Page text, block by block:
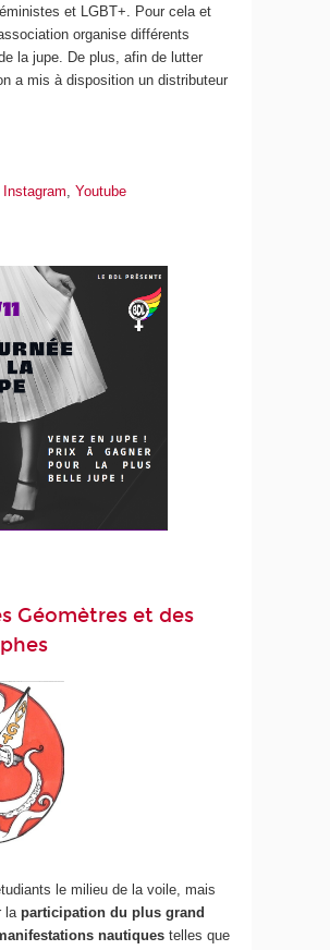
et LGBT+. Pour cela et
organise différents
la jupe. De plus, afin de lutter
a mis à disposition un distributeur
Instagram ,Youtube
Géomètres et des
le milieu de la voile, mais
laparticipation du plus grand
nautiquestelles que